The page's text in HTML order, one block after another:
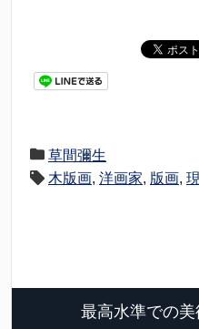
草間彌生
木版画, 洋画家, 版画,
最高水準での